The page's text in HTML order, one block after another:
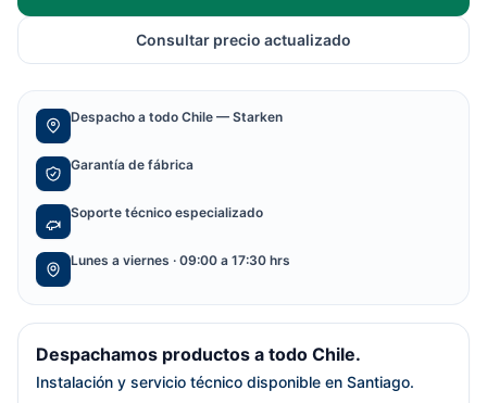
Consultar precio actualizado
Despacho a todo Chile — Starken
Garantía de fábrica
Soporte técnico especializado
Lunes a viernes · 09:00 a 17:30 hrs
Despachamos productos a todo Chile.
Instalación y servicio técnico disponible en Santiago.